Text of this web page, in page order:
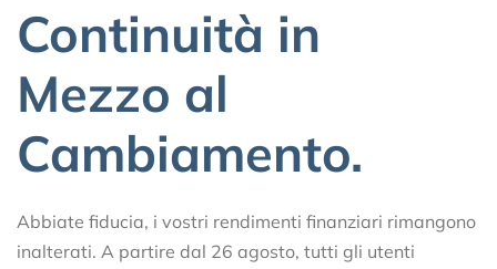
Continuità in
Mezzo al
Cambiamento.
Abbiate fiducia, i vostri rendimenti finanziari rimangono
inalterati. A partire dal 26 agosto, tutti gli utenti